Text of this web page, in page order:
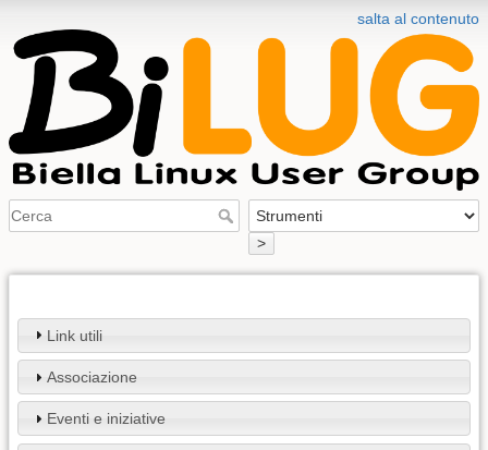
salta al contenuto
>
Link utili
Associazione
Eventi e iniziative